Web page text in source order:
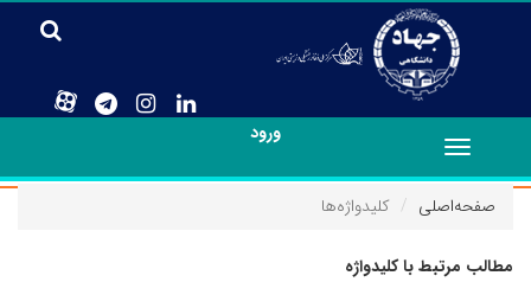
ورود
Toggle
navigation
صفحه‌اصلی
کلیدواژه‌ها
مطالب مرتبط با کلیدواژه